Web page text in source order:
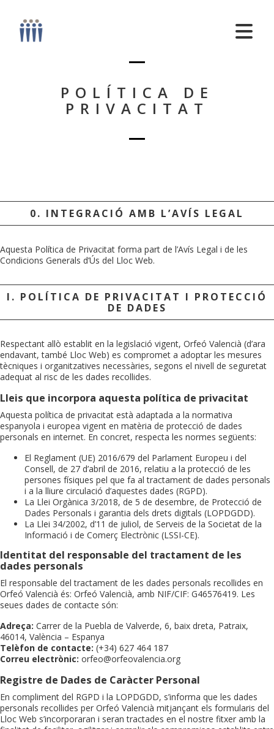
POLÍTICA DE
PRIVACITAT
0. INTEGRACIÓ AMB L’AVÍS LEGAL
Aquesta Política de Privacitat forma part de l’Avís Legal i de les
Condicions Generals d’Ús del Lloc Web.
I. POLÍTICA DE PRIVACITAT I PROTECCIÓ
DE DADES
Respectant allò establit en la legislació vigent, Orfeó Valencià (d’ara
endavant, també Lloc Web) es compromet a adoptar les mesures
tècniques i organitzatives necessàries, segons el nivell de seguretat
adequat al risc de les dades recollides.
Lleis que incorpora aquesta política de privacitat
Aquesta política de privacitat està adaptada a la normativa
espanyola i europea vigent en matèria de protecció de dades
personals en internet. En concret, respecta les normes següents:
El Reglament (UE) 2016/679 del Parlament Europeu i del
Consell, de 27 d’abril de 2016, relatiu a la protecció de les
persones físiques pel que fa al tractament de dades personals
i a la lliure circulació d’aquestes dades (RGPD).
La Llei Orgànica 3/2018, de 5 de desembre, de Protecció de
Dades Personals i garantia dels drets digitals (LOPDGDD).
La Llei 34/2002, d’11 de juliol, de Serveis de la Societat de la
Informació i de Comerç Electrònic (LSSI-CE).
Identitat del responsable del tractament de les
dades personals
El responsable del tractament de les dades personals recollides en
Orfeó Valencià és: Orfeó Valencià, amb NIF/CIF: G46576419. Les
seues dades de contacte són:
Adreça: Carrer de la Puebla de Valverde, 6, baix dreta, Patraix,
46014, València – Espanya
Telèfon de contacte: (+34) 627 464 187
Correu electrònic: orfeo@orfeovalencia.org
Registre de Dades de Caràcter Personal
En compliment del RGPD i la LOPDGDD, s’informa que les dades
personals recollides per Orfeó Valencià mitjançant els formularis del
Lloc Web s’incorporaran i seran tractades en el nostre fitxer amb la